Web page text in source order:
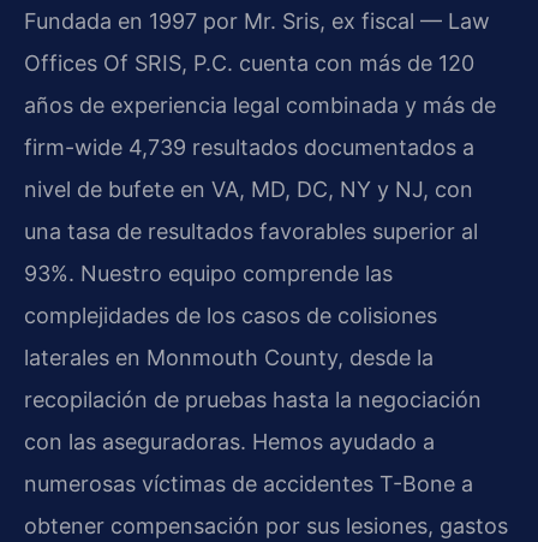
Fundada en 1997 por Mr. Sris, ex fiscal — Law
Offices Of SRIS, P.C. cuenta con más de 120
años de experiencia legal combinada y más de
firm-wide 4,739 resultados documentados a
nivel de bufete en VA, MD, DC, NY y NJ, con
una tasa de resultados favorables superior al
93%. Nuestro equipo comprende las
complejidades de los casos de colisiones
laterales en Monmouth County, desde la
recopilación de pruebas hasta la negociación
con las aseguradoras. Hemos ayudado a
numerosas víctimas de accidentes T-Bone a
obtener compensación por sus lesiones, gastos